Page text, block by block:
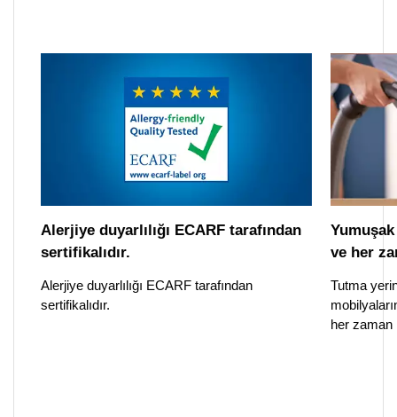
Alerjiye duyarlılığı ECARF tarafından
sertifikalıdır.
Alerjiye duyarlılığı ECARF tarafından
sertifikalıdır.
ve her
Tutma
her zaman